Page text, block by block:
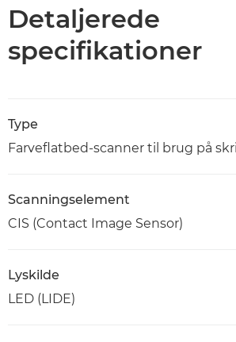
Detaljerede
specifikationer
Type
Farveflatbed-scanner til brug på
Scanningselement
CIS (Contact Image Sensor)
Lyskilde
LED (LIDE)